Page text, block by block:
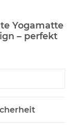
Yogamatte
– perfekt